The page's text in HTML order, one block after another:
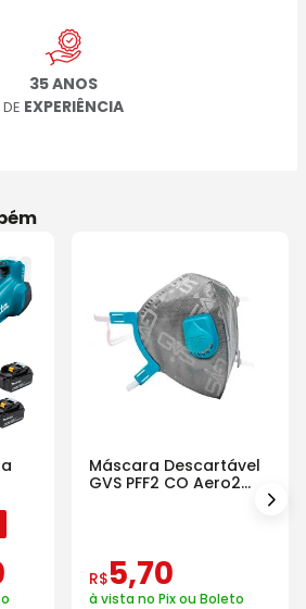
35 ANOS
DE EXPERIÊNCIA
e
Máscara Descartável
GVS PFF2 CO Aero2
R$5,70
à vista no Pix ou Boleto